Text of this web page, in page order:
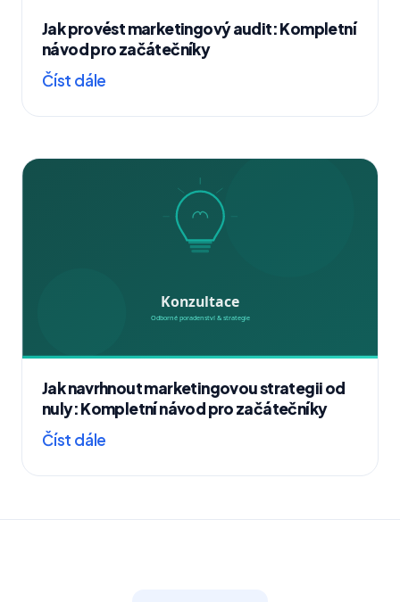
Jak provést marketingový audit: Kompletní
návod pro začátečníky
Číst dále
Jak navrhnout marketingovou strategii od
nuly: Kompletní návod pro začátečníky
Číst dále